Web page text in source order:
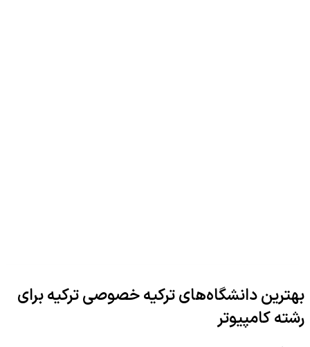
بهترین دانشگاه‌های ترکیه خصوصی ترکیه برای
رشته کامپیوتر